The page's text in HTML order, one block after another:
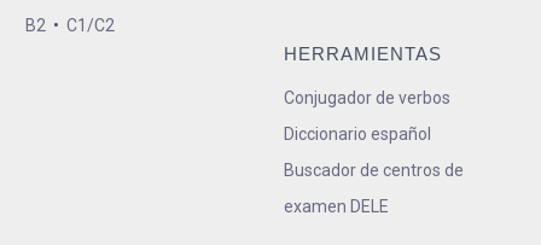
B2 • C1/C2
HERRAMIENTAS
Conjugador de verbos
Diccionario español
Buscador de centros de
examen DELE